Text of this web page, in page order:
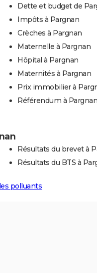
Dette et budget de
Impôts à Pargnan
Crèches à Pargnan
Maternelle à Pargnan
Hôpital à Pargnan
Maternités à Pargnan
Prix immobilier à
Référendum à Pargnan
Résultats du brevet à
Résultats du BTS à
polluants